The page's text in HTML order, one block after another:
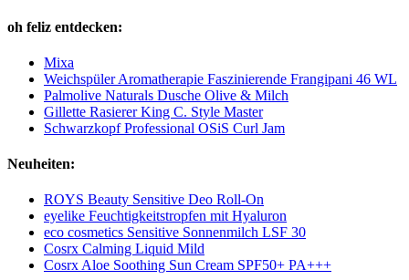
oh feliz entdecken:
Mixa
Weichspüler Aromatherapie Faszinierende Frangipani 46 WL
Palmolive Naturals Dusche Olive & Milch
Gillette Rasierer King C. Style Master
Schwarzkopf Professional OSiS Curl Jam
Neuheiten:
ROYS Beauty Sensitive Deo Roll-On
eyelike Feuchtigkeitstropfen mit Hyaluron
eco cosmetics Sensitive Sonnenmilch LSF 30
Cosrx Calming Liquid Mild
Cosrx Aloe Soothing Sun Cream SPF50+ PA+++